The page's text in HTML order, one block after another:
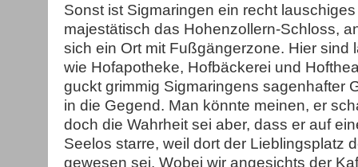
Sonst ist Sigmaringen ein recht
majestätisch das Hohenzollern-Schloss,
sich ein Ort mit Fußgängerzone. Hier sind
wie Hofapotheke, Hofbäckerei und
guckt grimmig Sigmaringens sagenhafter
in die Gegend. Man könnte meinen, er
doch die Wahrheit sei aber, dass er auf
Seelos starre, weil dort der Lieblingsplatz
gewesen sei. Wobei wir angesichts der